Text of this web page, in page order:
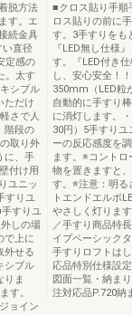
脱方法
す。エ
続金具
直径
定感の
。太す
シブル
ただけ
さで人
階段の
取り外
に、手
付け用
ユニッ
すりユ
すりユ
しの場
で上に
外せる
シブル
りま
す。
ョイン
■クロス貼り手順
ロス貼りの前に
す。3手すりをも
『LED無し仕様
す。『LED付き
し、安心安全！
350mm（LED粒
自動的に手すり
に消灯します。
30円）5手すり
ーの反応感度を
ます。※コント
物を置きますと
す。※注意：明る
トエンドエルボ
やさしく灯りま
／手すり商品特
イプベーシック
手すりロフトは
応品特別仕様設
図面一覧・納ま
注対応品P.720納